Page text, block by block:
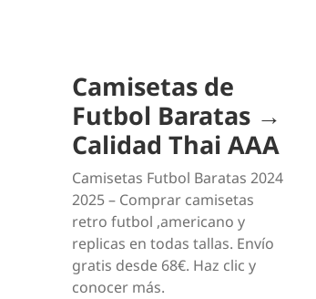
Camisetas de
Futbol Baratas →
Calidad Thai AAA
Camisetas Futbol Baratas 2024
2025 – Comprar camisetas
retro futbol ,americano y
replicas en todas tallas. Envío
gratis desde 68€. Haz clic y
conocer más.